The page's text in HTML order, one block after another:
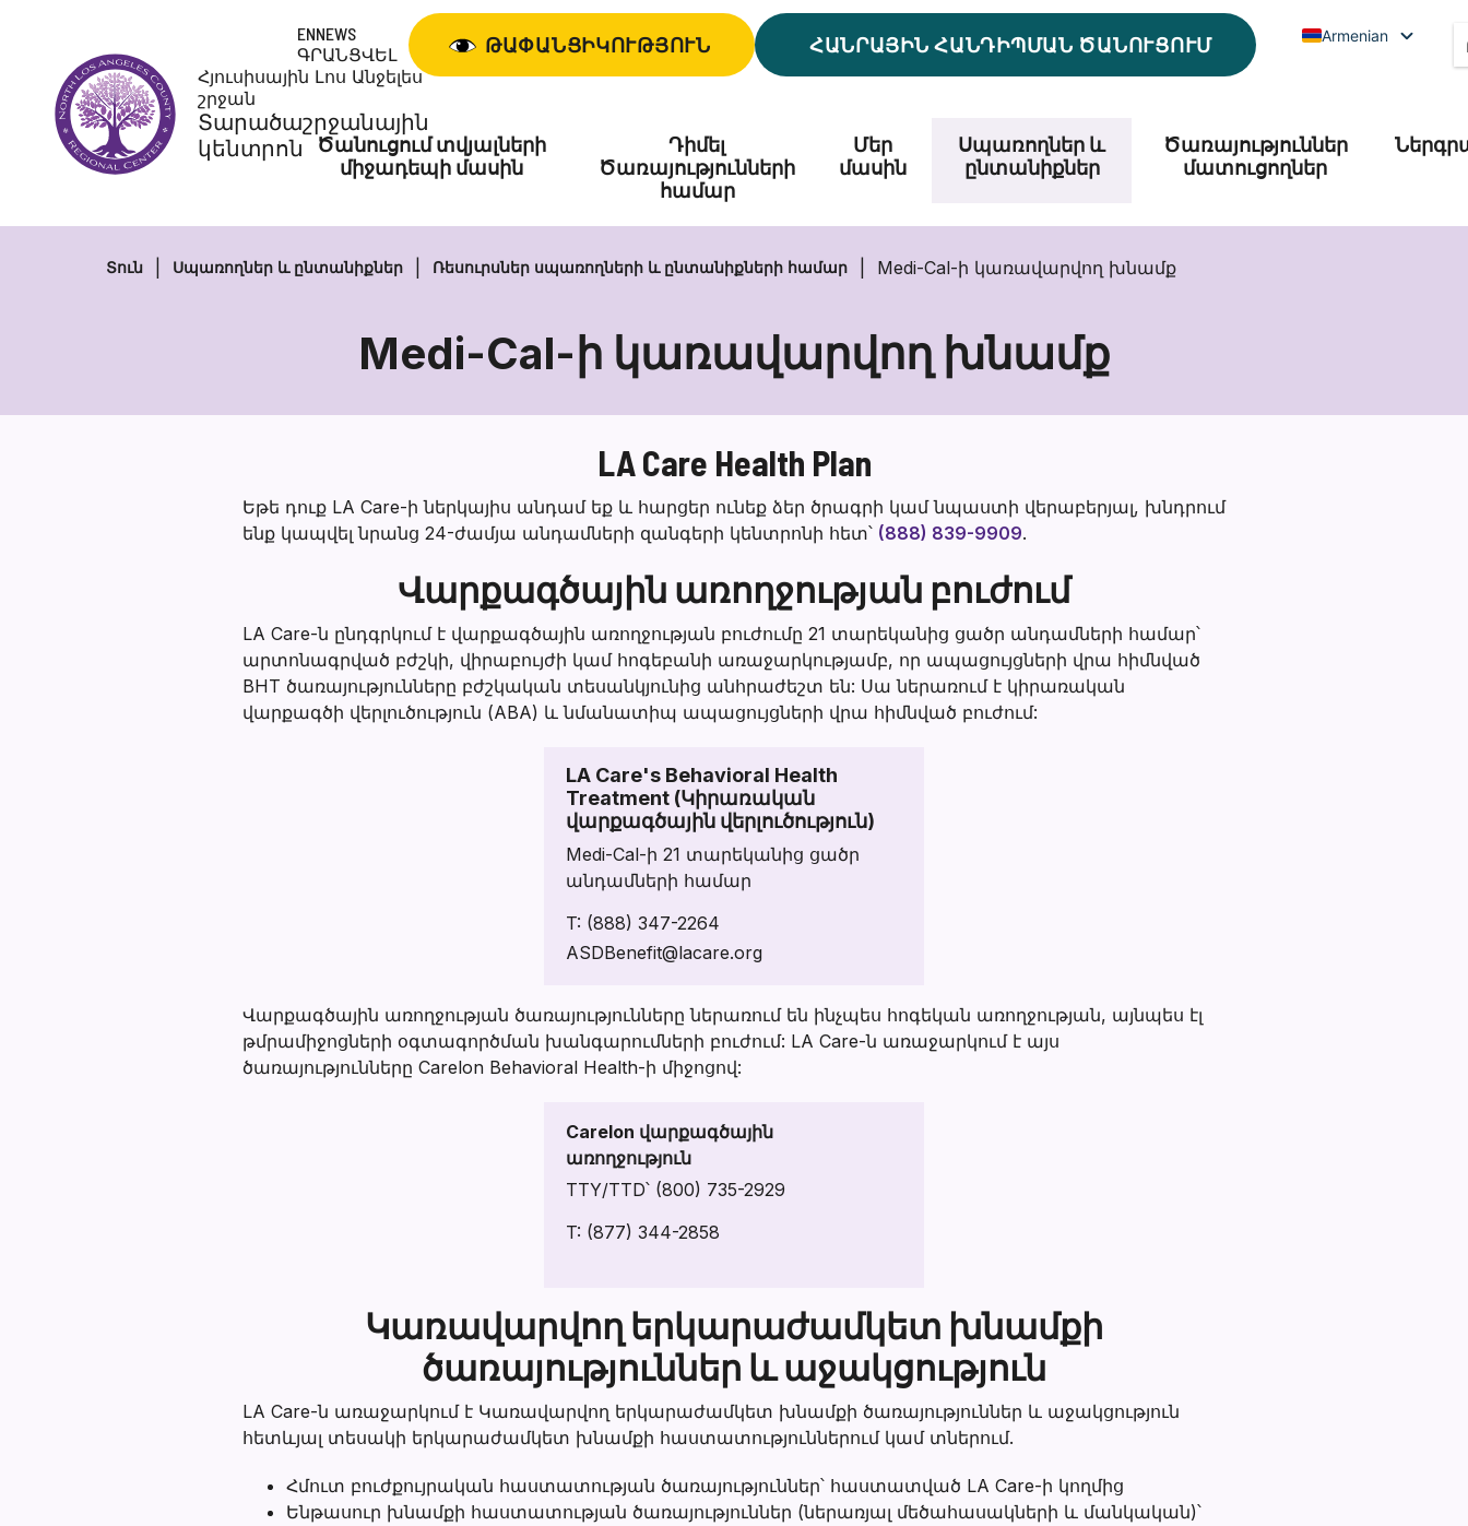
Հյուսիսային Լոս Անջելես
շրջան
Տարածաշրջանային
կենտրոն
ENNEWS
ԳՐԱՆՑՎԵԼ
ԹԱՓԱՆՑԻԿՈՒԹՅՈՒՆ ՀԱՆՐԱՅԻՆ ՀԱՆԴԻՊՄԱՆ ԾԱՆՈՒՑՈՒՄ Armenian
Ծանուցում տվյալների
միջադեպի մասին
Դիմել
Ծառայությունների
համար
Մեր
մասին
Սպառողներ և
ընտանիքներ
Ծառայություններ
մատուցողներ
Տուն Սպառողներ և ընտանիքներ Ռեսուրսներ սպառողների և ընտանիքների համար Medi-Cal-ի կառավարվող խնամք
Medi-Cal-ի կառավարվող խնամք
Medi-
Cal-
ի
կառավարվող
խնամք
LA Care Health Plan
Եթե դուք LA Care-ի ներկայիս անդամ եք և հարցեր ունեք ձեր ծրագրի կամ նպաստի վերաբերյալ, խնդրում
ենք կապվել նրանց 24-ժամյա անդամների զանգերի կենտրոնի հետ՝ (888) 839-9909.
Վարքագծային առողջության բուժում
LA Care-ն ընդգրկում է վարքագծային առողջության բուժումը 21 տարեկանից ցածր անդամների համար՝
արտոնագրված բժշկի, վիրաբույժի կամ հոգեբանի առաջարկությամբ, որ ապացույցների վրա հիմնված
BHT ծառայությունները բժշկական տեսանկյունից անհրաժեշտ են: Սա ներառում է կիրառական
վարքագծի վերլուծություն (ABA) և նմանատիպ ապացույցների վրա հիմնված բուժում:
LA Care's Behavioral Health
Treatment (Կիրառական
վարքագծային վերլուծություն)
Medi-Cal-ի 21 տարեկանից ցածր
անդամների համար
T: (888) 347-2264
ASDBenefit@lacare.org
Վարքագծային առողջության ծառայությունները ներառում են ինչպես հոգեկան առողջության, այնպես էլ
թմրամիջոցների օգտագործման խանգարումների բուժում: LA Care-ն առաջարկում է այս
ծառայությունները Carelon Behavioral Health-ի միջոցով:
Carelon վարքագծային
առողջություն
TTY/TTD՝ (800) 735-2929
T: (877) 344-2858
Կառավարվող երկարաժամկետ խնամքի
ծառայություններ և աջակցություն
LA Care-ն առաջարկում է Կառավարվող երկարաժամկետ խնամքի ծառայություններ և աջակցություն
հետևյալ տեսակի երկարաժամկետ խնամքի հաստատություններում կամ տներում.
Հմուտ բուժքույրական հաստատության ծառայություններ՝ հաստատված LA Care-ի կողմից
Ենթասուր խնամքի հաստատության ծառայություններ (ներառյալ մեծահասակների և մանկական)՝